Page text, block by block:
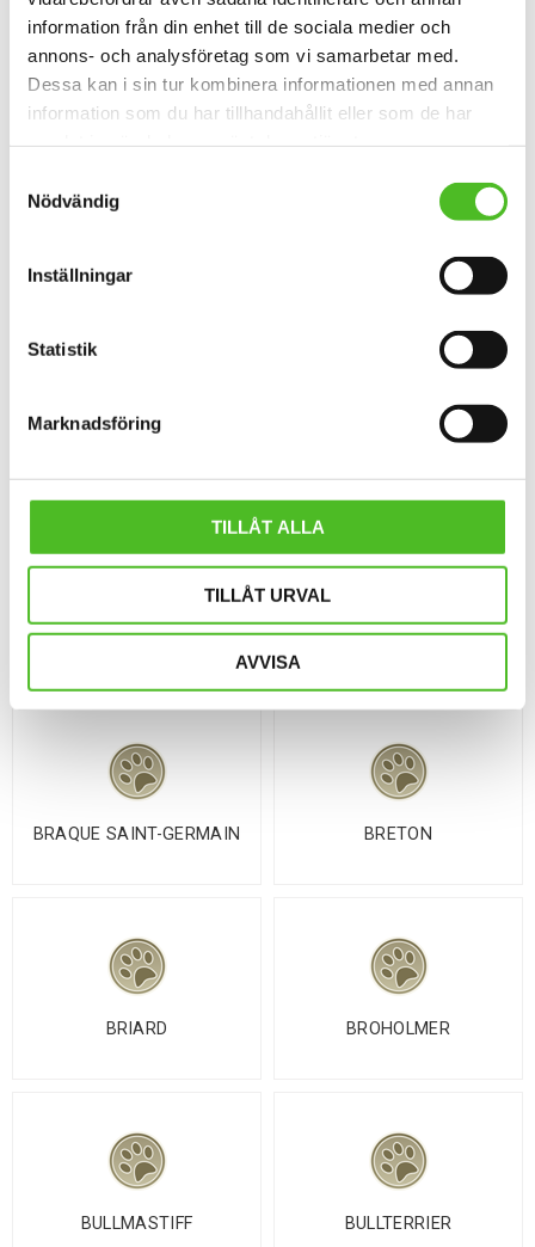
information från din enhet till de sociala medier och
annons- och analysföretag som vi samarbetar med.
Dessa kan i sin tur kombinera informationen med annan
information som du har tillhandahållit eller som de har
Nödvändig
Inställningar
Statistik
Marknadsföring
TILLÅT ALLA
TILLÅT URVAL
AVVISA
BORDERTERRIER BORZOI
BRACCO ITALIANO
BRAQUE DE ARIEGE BRAQUE FRANÇAIS
BRAQUE SAINT-GERMAIN BRETON
BRIARD BROHOLMER
BULLMASTIFF BULLTERRIER